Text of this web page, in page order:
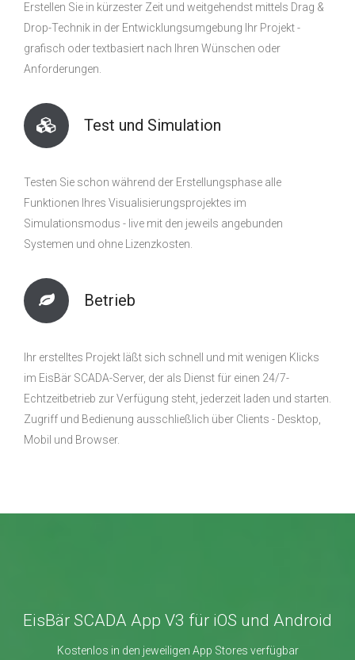
Erstellen Sie in kürzester Zeit und weitgehendst mittels Drag &
Drop-Technik in der Entwicklungsumgebung Ihr Projekt -
grafisch oder textbasiert nach Ihren Wünschen oder
Anforderungen.
Test und Simulation
Testen Sie schon während der Erstellungsphase alle
Funktionen Ihres Visualisierungsprojektes im
Simulationsmodus - live mit den jeweils angebunden
Systemen und ohne Lizenzkosten.
Betrieb
Ihr erstelltes Projekt läßt sich schnell und mit wenigen Klicks
im EisBär SCADA-Server, der als Dienst für einen 24/7-
Echtzeitbetrieb zur Verfügung steht, jederzeit laden und starten.
Zugriff und Bedienung ausschließlich über Clients - Desktop,
Mobil und Browser.
EisBär SCADA App V3 für iOS und Android
Kostenlos in den jeweiligen App Stores verfügbar